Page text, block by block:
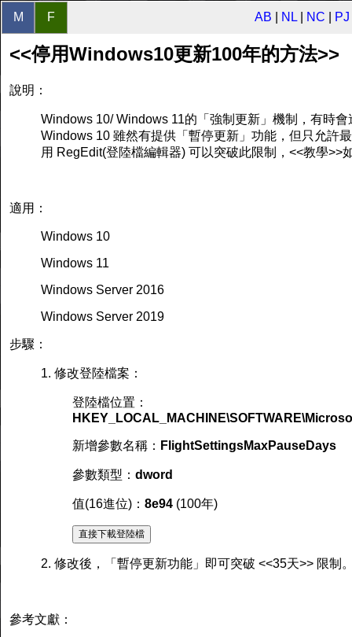
M F AB NL| NC PJ
<<停用Windows10更新100年的方法>>
說明：
Windows 10/ Windows 11的「強制更新」機制，有時
Windows 10 雖然有提供「暫停更新」功能，但只允許
用 RegEdit(登陸檔編輯器) 可以突破此限制，<<教學>>
適用：
Windows 10
Windows 11
Windows Server 2016
Windows Server 2019
步驟：
1. 修改登陸檔案：
登陸檔位置：
新增參數名稱： FlightSettingsMaxPauseDays
參數類型： dword
值(16進位)： 8e94 (100年)
直接下載登陸檔
2. 修改後，「暫停更新功能」即可突破 <<35天>> 限制
參考文獻：